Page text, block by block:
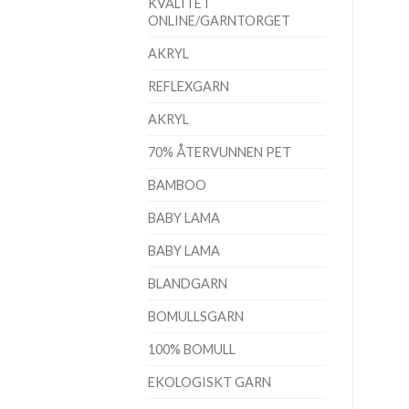
ONLINE/GARNTORGET
AKRYL
REFLEXGARN
AKRYL
70% ÅTERVUNNEN PET
BAMBOO
BABY LAMA
BABY LAMA
BLANDGARN
BOMULLSGARN
100% BOMULL
EKOLOGISKT GARN